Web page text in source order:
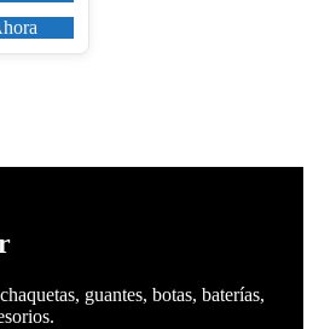
guantes, botas, baterías,